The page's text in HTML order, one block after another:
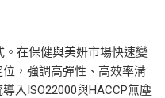
在保健與美妍市場快速變
，強調高彈性、高效率溝
入ISO22000與HACCP無塵